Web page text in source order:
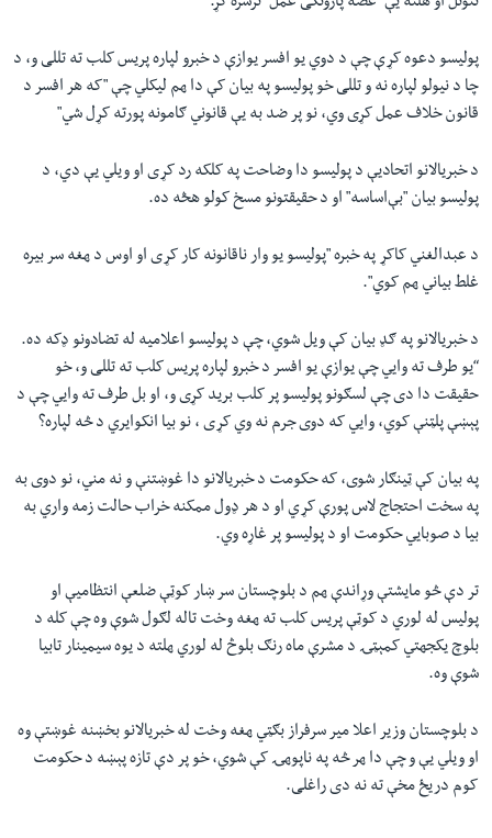
پولیسو دعوہ کړ‎ې چې د دوي یو افسر یوازې د خبرو لپاره پریس کلب ته تللی و، د
چا د نیولو لپارہ نه و تللی خو پولیسو په بیان کې دا ھم لیکلي چې "که هر افسر د
قانون خلاف عمل کړی وي، نو پر ضد به یې قانوني ګامونه پورته کړل شي"
د خبریالانو اتحادیې د پولیسو دا وضاحت په کلکه رد کړ‎ی او ویلي یې دي، د
پولیسو بیان "بې‌اساسه" او د حقیقتونو مسخ کولو هڅه ده.
د عبدالغني کاکړ‎ په خبرہ "پولیسو یو وار ناقانونه کار کړ‎ی او اوس د ھغه سر بیرہ
غلط بیاني ھم کوي".
د خبریالانو په ګډ بیان کې ویل شوي، چې د پولیسو اعلامیه له تضادونو ډکه ده.
“یو طرف ته وایي چې یوازې یو افسر د خبرو لپاره پریس کلب ته تللی و، خو
حقیقت دا دی چې لسګونو پولیسو پر کلب برید کړی و، او بل طرف ته وايي چې د
پېښې پلټنې کوي، وایي که دوی جرم نه وي کړ‎ی ، نو بیا انکوایري د څه لپاره؟
په بیان کې ټینګار شوی، که حکومت د خبریالانو دا غوښتنې و نه مني، نو دوی به
په سخت احتجاج لاس پورې کړ‎ي او د هر ډول ممکنه خراب حالت زمه واري به
بیا د صوبايي حکومت او د پولیسو پر غاړه وي.
تر دې څو مایشتې وړ‎اندې ھم د بلوچستان سر ښار کوټې ضلعې انتظامیې او
پولیس له لوري د کوټې پریس کلب ته ھغه وخت تاله لګول شوې وه چې کله د
بلوچ یکجھتي کمېټۍ د مشرې ماہ رنګ بلوڅ له لوري ھلته د یوہ سیمینار تابیا
شوې وہ.
د بلوچستان وزیر اعلا میر سرفراز بګټي ھغه وخت له خبریالانو بخښنه غوښتې وہ
او ویلي یې و چې دا ھر څه په ناپوھۍ کې شوي، خو پر دې تازه پېښه د حکومت
کوم دریځ مخې ته نه دی راغلی.